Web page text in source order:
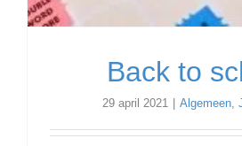
Back to
29 april 2021 Algemeen